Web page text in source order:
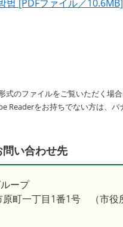
법 [PDFファイル／10.6MB]
式のファイルをご覧いただく場
Readerをお持ちでない方は、バ
い合わせ先
ープ
原町一丁目1番1号 （市役